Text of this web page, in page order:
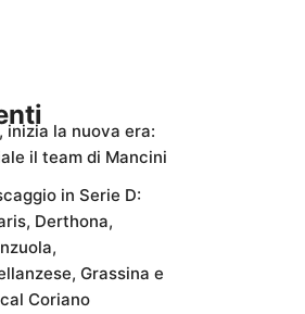
inizia la nuova era:
il team di Mancini
in Serie D:
Derthona,
Grassina e
Coriano